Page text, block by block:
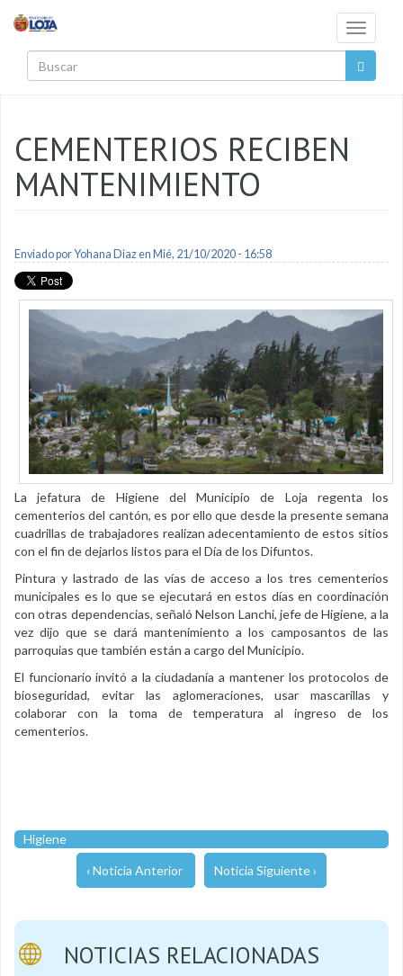
Toggle
CEMENTERIOS RECIBEN
MANTENIMIENTO
Enviado porYohana Diazen Mié, 21/10/2020 - 16:58
La jefatura de Higiene del Municipio de Loja regenta los
cementerios del cantón, es por ello que desde la presente semana
cuadrillas de trabajadores realizan adecentamiento de estos sitios
con el fin de dejarlos listos para el Día de los Difuntos.
Pintura y lastrado de las vías de acceso a los tres cementerios
municipales es lo que se ejecutará en estos días en coordinación
con otras dependencias, señaló Nelson Lanchi, jefe de Higiene, a la
vez dijo que se dará mantenimiento a los camposantos de las
parroquias que también están a cargo del Municipio.
El funcionario invitó a la ciudadanía a mantener los protocolos de
bioseguridad, evitar las aglomeraciones, usar mascarillas y
colaborar con la toma de temperatura al ingreso de los
cementerios.
Higiene
‹ Noticia Anterior Noticia Siguiente ›
NOTICIAS RELACIONADAS